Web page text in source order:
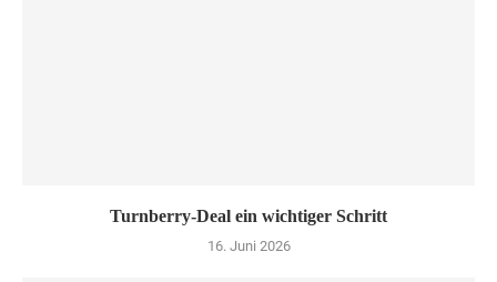
Turn­ber­ry-Deal ein wich­ti­ger Schritt
16. Juni 2026